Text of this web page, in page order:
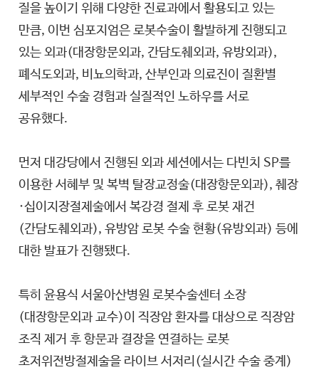
질을 높이기 위해 다양한 진료과에서 활용되고 있는
만큼, 이번 심포지엄은 로봇수술이 활발하게 진행되고
있는 외과(대장항문외과, 간담도췌외과, 유방외과),
폐식도외과, 비뇨의학과, 산부인과 의료진이 질환별
세부적인 수술 경험과 실질적인 노하우를 서로
공유했다.
먼저 대강당에서 진행된 외과 세션에서는 다빈치 SP를
이용한 서혜부 및 복벽 탈장교정술(대장항문외과), 췌장
·십이지장절제술에서 복강경 절제 후 로봇 재건
(간담도췌외과), 유방암 로봇 수술 현황(유방외과) 등에
대한 발표가 진행됐다.
특히 윤용식 서울아산병원 로봇수술센터 소장
(대장항문외과 교수)이 직장암 환자를 대상으로 직장암
조직 제거 후 항문과 결장을 연결하는 로봇
초저위전방절제술을 라이브 서저리(실시간 수술 중계)